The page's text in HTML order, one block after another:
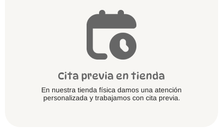
Cita previa en tienda
En nuestra tienda física damos una atención
personalizada y trabajamos con cita previa.